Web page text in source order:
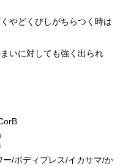
やどくびしがちらつく時は
いに対しても強く出られ
/ボディプレス/イカサマ/か